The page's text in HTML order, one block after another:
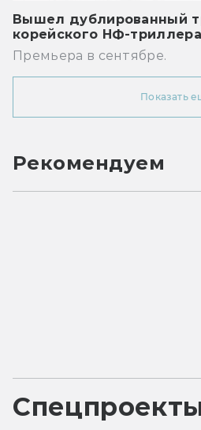
Вышел дублированный
корейского НФ-
Премьера в сентябре.
Показать
Рекомендуем